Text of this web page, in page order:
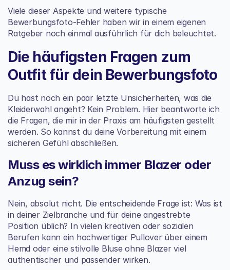
Viele dieser Aspekte und weitere typische
Bewerbungsfoto-Fehler haben wir in einem eigenen
Ratgeber noch einmal ausführlich für dich beleuchtet.
Die häufigsten Fragen zum
Outfit für dein Bewerbungsfoto
Du hast noch ein paar letzte Unsicherheiten, was die
Kleiderwahl angeht? Kein Problem. Hier beantworte ich
die Fragen, die mir in der Praxis am häufigsten gestellt
werden. So kannst du deine Vorbereitung mit einem
sicheren Gefühl abschließen.
Muss es wirklich immer Blazer oder
Anzug sein?
Nein, absolut nicht. Die entscheidende Frage ist: Was ist
in deiner Zielbranche und für deine angestrebte
Position üblich? In vielen kreativen oder sozialen
Berufen kann ein hochwertiger Pullover über einem
Hemd oder eine stilvolle Bluse ohne Blazer viel
authentischer und passender wirken.